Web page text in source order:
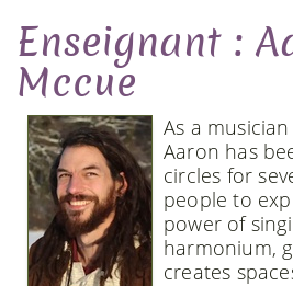
Enseignant :
Mccue
As a
Aaron has
circles for
people to
power of
harmonium,
creates